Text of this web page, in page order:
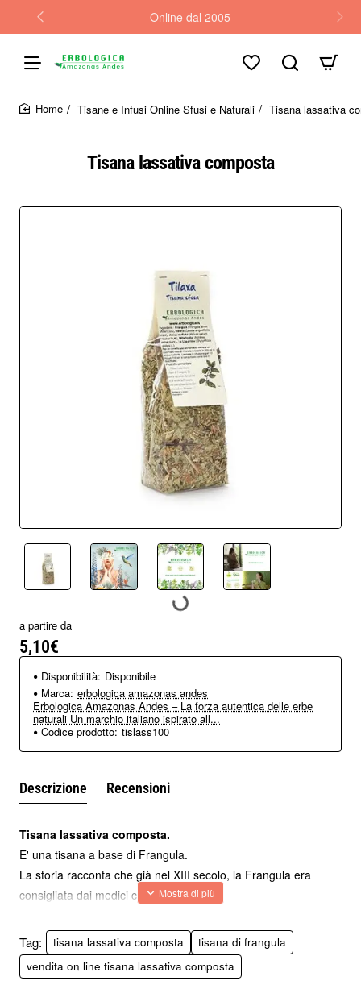
Online dal 2005
Tisana lassativa composta
Tisane e Infusi Online Sfusi e Naturali Tisana lassativa
a partire da
5,10€
Disponibilità: Disponibile
Marca: erbologica amazonas andes
Erbologica Amazonas Andes – La forza autentica delle erbe
naturali Un marchio italiano ispirato all...
Codice prodotto: tislass100
Descrizione Recensioni
Tisana lassativa composta.
E' una tisana a base di Frangula.
La storia racconta che già nel XIII secolo, la Frangula era
consigliata dai medici come lassativo.
Preparazione della tisana
mettere un cucchiaio raso di
finocchio in 200 ml di acqua a 95°C.
Lasciare in infusione per 10 minuti.
Tag: tisana lassativa composta
tisana di frangula
vendita on line tisana lassativa composta